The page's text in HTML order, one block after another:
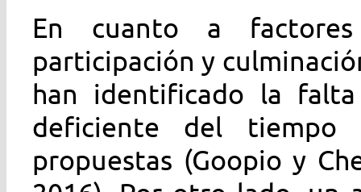
En cuanto a
participación y
han identificado la
deficiente del tiempo
propuestas (Goopio y